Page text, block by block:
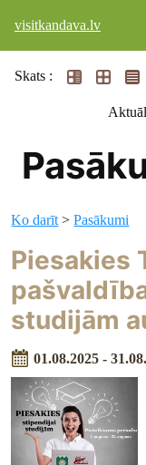
visitkandava.lv
Skats :
Ko darīt >Pasākumi
Piesakies
studijām
01.08.2025 -